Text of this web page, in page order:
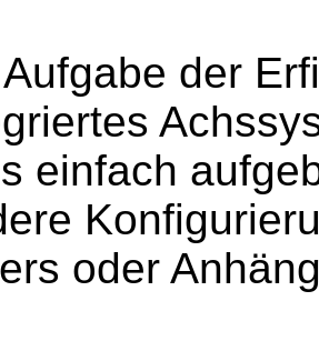
Aufgabe der
einfach
oder